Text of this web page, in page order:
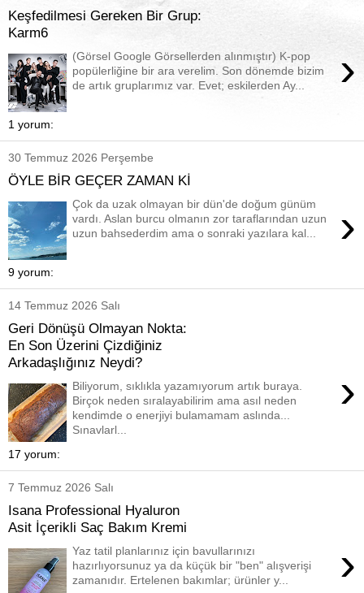
Keşfedilmesi Gereken Bir Grup:
Karm6
›
(Görsel Google Görsellerden alınmıştır) K-pop
popülerliğine bir ara verelim. Son dönemde bizim
de artık gruplarımız var. Evet; eskilerden Ay...
1 yorum:
30 Temmuz 2026 Perşembe
ÖYLE BİR GEÇER ZAMAN Kİ
›
Çok da uzak olmayan bir dün'de doğum günüm
vardı. Aslan burcu olmanın zor taraflarından uzun
uzun bahsederdim ama o sonraki yazılara kal...
9 yorum:
14 Temmuz 2026 Salı
Geri Dönüşü Olmayan Nokta:
En Son Üzerini Çizdiğiniz
Arkadaşlığınız Neydi?
›
Biliyorum, sıklıkla yazamıyorum artık buraya.
Birçok neden sıralayabilirim ama asıl neden
kendimde o enerjiyi bulamamam aslında...
Sınavlarl...
17 yorum:
7 Temmuz 2026 Salı
Isana Professional Hyaluron
Asit İçerikli Saç Bakım Kremi
›
Yaz tatil planlarınız için bavullarınızı
hazırlıyorsunuz ya da küçük bir "ben" alışverişi
zamanıdır. Ertelenen bakımlar; ürünler y...